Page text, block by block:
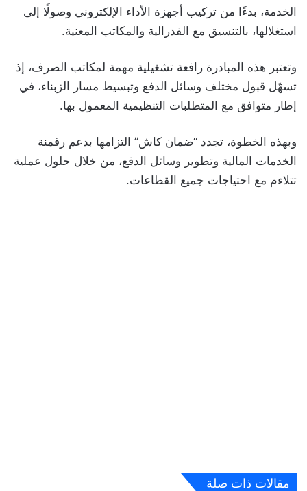
الخدمة، بدءًا من تركيب أجهزة الأداء الإلكتروني وصولًا إلى
استغلالها، بالتنسيق مع الفدرالية والمكاتب المعنية.
وتعتبر هذه المبادرة رافعة تشغيلية مهمة لمكاتب الصرف، إذ
تسهّل قبول مختلف وسائل الدفع وتبسيط مسار الزبناء، في
إطار متوافق مع المتطلبات التنظيمية المعمول بها.
وبهذه الخطوة، تجدد “ضمان كاش” التزامها بدعم رقمنة
الخدمات المالية وتطوير وسائل الدفع، من خلال حلول عملية
تتلاءم مع احتياجات جميع القطاعات.
مقالات ذات صلة